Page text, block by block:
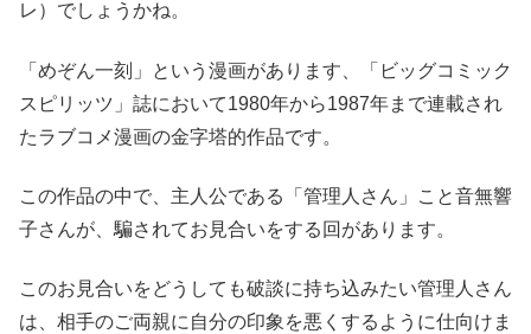
レ）でしょうかね。
「めぞん一刻」という漫画があります、「ビッグコミック
スピリッツ」誌において1980年から1987年まで連載され
たラブコメ漫画の金字塔的作品です。
この作品の中で、主人公である「管理人さん」こと音無響
子さんが、騙されてお見合いをする回があります。
このお見合いをどうしても破談に持ち込みたい管理人さん
は、相手のご両親に自分の印象を悪くするように仕向けま